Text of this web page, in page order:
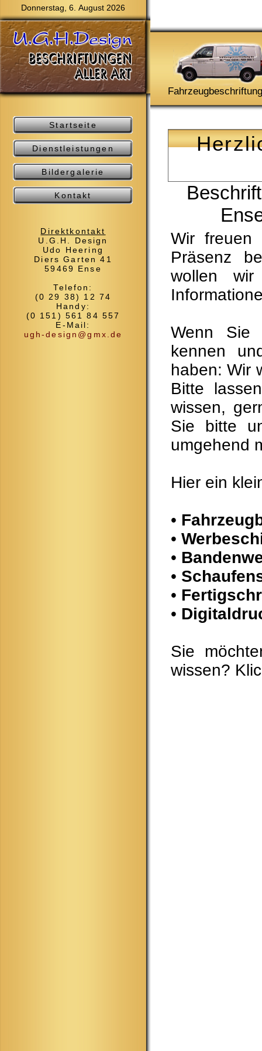
Donnerstag, 6. August 2026
Startseite
Dienstleistungen
Bildergalerie
Kontakt
Direktkontakt
U.G.H. Design
Udo Heering
Diers Garten 41
59469 Ense
Telefon:
(0 29 38) 12 74
Handy:
(0 151) 561 84 557
E-Mail:
ugh-design@gmx.de
Wir freuen
Präsenz
wollen
Wenn Sie
kennen
haben: Wir
Bitte
wissen,
Sie bitte
umgehend
Hier ein
•
•
•
•
•
•
Sie
wissen?